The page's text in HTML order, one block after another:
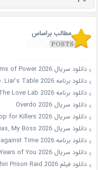
مطالب براساس
دانلود سریال Blossoms of Power 2026
دانلود برنامه Murder Club: Liar’s Table 2026
دانلود برنامه The Love Lab 2026
دانلود سریال Overdo 2026
دانلود سریال A Shop for Killers 2026
دانلود سریال My Bias, My Boss 2026
دانلود برنامه Love against Time 2026
دانلود سریال 25Years of You 2026
دانلود فیلم Golden Kamuy: The Abashiri Prison Raid 2026